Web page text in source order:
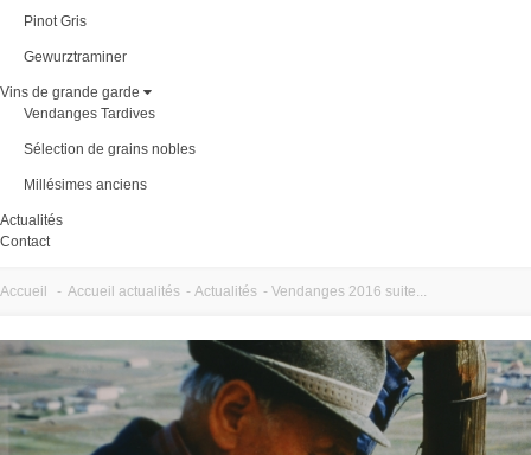
Pinot Gris
Gewurztraminer
Vins de grande garde
Vendanges Tardives
Sélection de grains nobles
Millésimes anciens
Actualités
Contact
Accueil - Accueil actualités - Actualités - Vendanges 2016 suite...